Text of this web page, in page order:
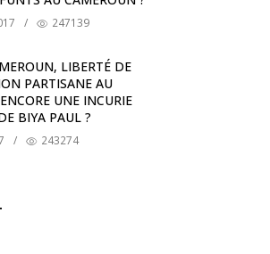
/ 247139
LIBERTÉ DE
PARTISANE AU
UNE INCURIE
BIYA PAUL ?
/ 243274